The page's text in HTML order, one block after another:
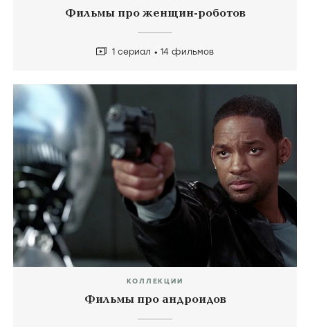
Фильмы про женщин-роботов
1 сериал 14 фильмов
КОЛЛЕКЦИИ
Фильмы про андроидов